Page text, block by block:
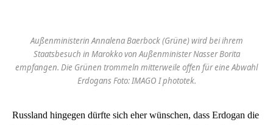
Außenministerin Annalena Baerbock (Grüne) wird bei ihrem
Staatsbesuch in Marokko von Außenminister Nasser Borita
empfangen. Die Grünen trommeln mitterweile offen für eine Abwahl
Erdogans Foto: IMAGO I phototek.
Russland hingegen dürfte sich eher wünschen, dass Erdogan die